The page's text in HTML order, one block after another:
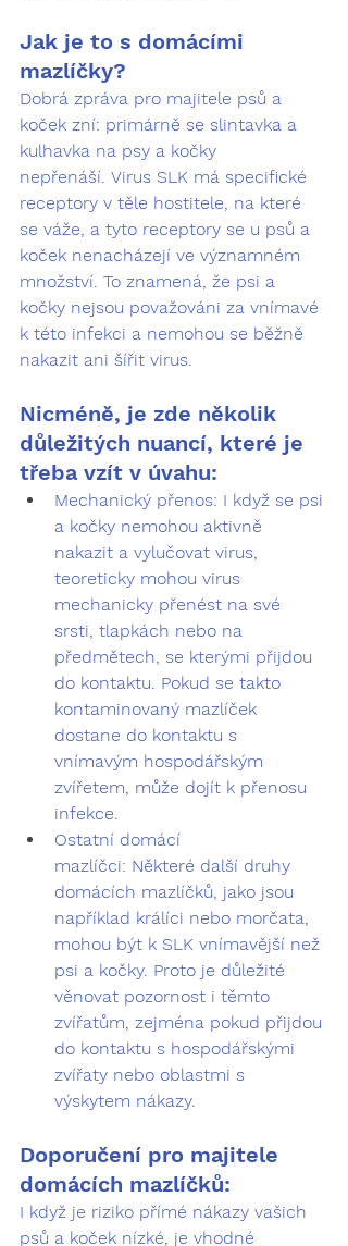
Jak je to s domácími
mazlíčky?
Dobrá zpráva pro majitele psů a
koček zní: primárně se slintavka a
kulhavka na psy a kočky
nepřenáší. Virus SLK má specifické
receptory v těle hostitele, na které
se váže, a tyto receptory se u psů a
koček nenacházejí ve významném
množství. To znamená, že psi a
kočky nejsou považováni za vnímavé
k této infekci a nemohou se běžně
nakazit ani šířit virus.
Nicméně, je zde několik
důležitých nuancí, které je
třeba vzít v úvahu:
Mechanický přenos: I když se psi
a kočky nemohou aktivně
nakazit a vylučovat virus,
teoreticky mohou virus
mechanicky přenést na své
srsti, tlapkách nebo na
předmětech, se kterými přijdou
do kontaktu. Pokud se takto
kontaminovaný mazlíček
dostane do kontaktu s
vnímavým hospodářským
zvířetem, může dojít k přenosu
infekce.
Ostatní domácí
mazlíčci: Některé další druhy
domácích mazlíčků, jako jsou
například králíci nebo morčata,
mohou být k SLK vnímavější než
psi a kočky. Proto je důležité
věnovat pozornost i těmto
zvířatům, zejména pokud přijdou
do kontaktu s hospodářskými
zvířaty nebo oblastmi s
výskytem nákazy.
Doporučení pro majitele
domácích mazlíčků:
I když je riziko přímé nákazy vašich
psů a koček nízké, je vhodné